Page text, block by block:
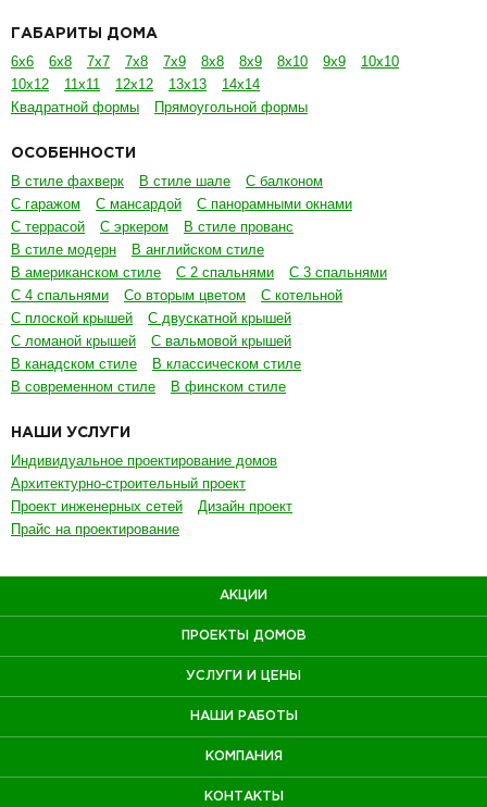
ГАБАРИТЫ ДОМА
6х6 6х8 7х7 7х8 7х9 8х8 8х9 8х10 9х9
10х10
10х12
11х11 12х12 13х13
14х14
Квадратной формы
Прямоугольной формы
ОСОБЕННОСТИ
В стиле фахверк В стиле шале
С балконом
С гаражом
С мансардой
С панорамными окнами
С террасой
С эркером
В стиле прованс
В стиле модерн
В английском стиле
В американском стиле
С 2 спальнями
С 3 спальнями
С 4 спальнями
Со вторым цветом
С котельной
С плоской крышей
С двускатной крышей
С ломаной крышей
С вальмовой крышей
В канадском стиле
В классическом стиле
В современном стиле
В финском стиле
НАШИ УСЛУГИ
Индивидуальное проектирование домов
Архитектурно-строительный проект
Проект инженерных сетей
Дизайн проект
Прайс на проектирование
АКЦИИ
ПРОЕКТЫ ДОМОВ
УСЛУГИ И ЦЕНЫ
НАШИ РАБОТЫ
КОМПАНИЯ
КОНТАКТЫ